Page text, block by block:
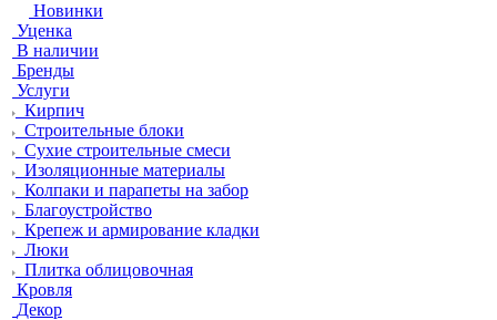
Новинки
Уценка
В наличии
Бренды
Услуги
Кирпич
Строительные блоки
Сухие строительные смеси
Изоляционные материалы
Колпаки и парапеты на забор
Благоустройство
Крепеж и армирование кладки
Люки
Плитка облицовочная
Кровля
Декор